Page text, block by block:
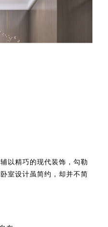
以精巧的现代装饰，勾勒
室设计虽简约，却并不简